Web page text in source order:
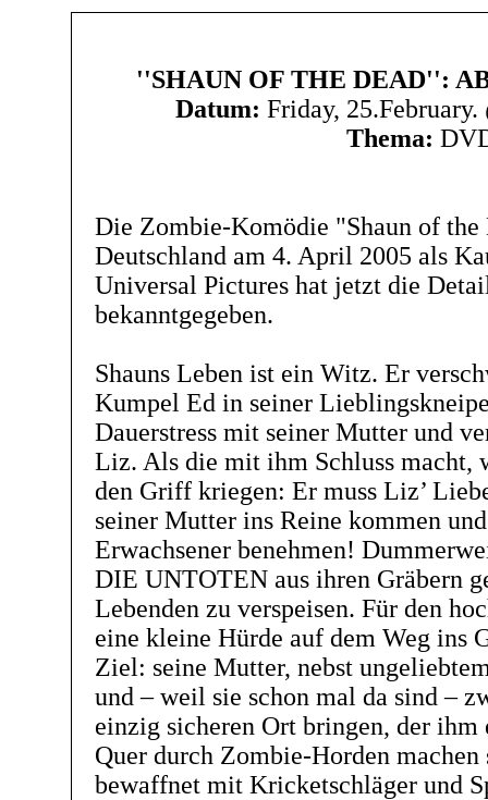
''SHAUN OF THE DEAD'':
Datum: Friday,
Thema:
Die Zombie-Komödie "Shaun of the
Deutschland am 4. April 2005 als
Universal Pictures hat jetzt die
bekanntgegeben.
Shauns Leben ist ein Witz. Er
Kumpel Ed in seiner
Dauerstress mit seiner Mutter und
Liz. Als die mit ihm Schluss macht,
den Griff kriegen: Er muss Liz’
seiner Mutter ins Reine kommen
Erwachsener benehmen!
DIE UNTOTEN aus ihren Gräbern
Lebenden zu verspeisen. Für den
eine kleine Hürde auf dem Weg ins
Ziel: seine Mutter, nebst
und – weil sie schon mal da sind –
einzig sicheren Ort bringen, der
Quer durch Zombie-Horden machen
bewaffnet mit Kricketschläger und